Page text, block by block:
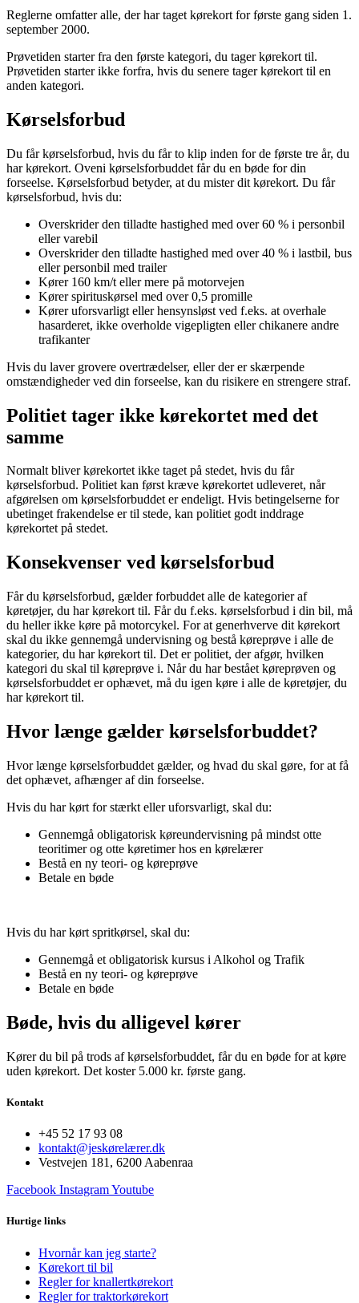
Reglerne omfatter alle, der har taget kørekort for første gang siden 1.
september 2000.
Prøvetiden starter fra den første kategori, du tager kørekort til.
Prøvetiden starter ikke forfra, hvis du senere tager kørekort til en
anden kategori.
Kørselsforbud
Du får kørselsforbud, hvis du får to klip inden for de første tre år, du
har kørekort. Oveni kørselsforbuddet får du en bøde for din
forseelse. Kørselsforbud betyder, at du mister dit kørekort. Du får
kørselsforbud, hvis du:
Overskrider den tilladte hastighed med over 60 % i personbil
eller varebil
Overskrider den tilladte hastighed med over 40 % i lastbil, bus
eller personbil med trailer
Kører 160 km/t eller mere på motorvejen
Kører spirituskørsel med over 0,5 promille
Kører uforsvarligt eller hensynsløst ved f.eks. at overhale
hasarderet, ikke overholde vigepligten eller chikanere andre
trafikanter
Hvis du laver grovere overtrædelser, eller der er skærpende
omstændigheder ved din forseelse, kan du risikere en strengere straf.
Politiet tager ikke kørekortet med det
samme
Normalt bliver kørekortet ikke taget på stedet, hvis du får
kørselsforbud. Politiet kan først kræve kørekortet udleveret, når
afgørelsen om kørselsforbuddet er endeligt. Hvis betingelserne for
ubetinget frakendelse er til stede, kan politiet godt inddrage
kørekortet på stedet.
Konsekvenser ved kørselsforbud
Får du kørselsforbud, gælder forbuddet alle de kategorier af
køretøjer, du har kørekort til. Får du f.eks. kørselsforbud i din bil, må
du heller ikke køre på motorcykel. For at generhverve dit kørekort
skal du ikke gennemgå undervisning og bestå køreprøve i alle de
kategorier, du har kørekort til. Det er politiet, der afgør, hvilken
kategori du skal til køreprøve i. Når du har bestået køreprøven og
kørselsforbuddet er ophævet, må du igen køre i alle de køretøjer, du
har kørekort til.
Hvor længe gælder kørselsforbuddet?
Hvor længe kørselsforbuddet gælder, og hvad du skal gøre, for at få
det ophævet, afhænger af din forseelse.
Hvis du har kørt for stærkt eller uforsvarligt, skal du:
Gennemgå obligatorisk køreundervisning på mindst otte
teoritimer og otte køretimer hos en kørelærer
Bestå en ny teori- og køreprøve
Betale en bøde
Hvis du har kørt spritkørsel, skal du:
Gennemgå et obligatorisk kursus i Alkohol og Trafik
Bestå en ny teori- og køreprøve
Betale en bøde
Bøde, hvis du alligevel kører
Kører du bil på trods af kørselsforbuddet, får du en bøde for at køre
uden kørekort. Det koster 5.000 kr. første gang.
Kontakt
+45 52 17 93 08
kontakt@jeskørelærer.dk
Vestvejen 181, 6200 Aabenraa
Facebook InstagramYoutube
Hurtige links
Hvornår kan jeg starte?
Kørekort til bil
Regler for knallertkørekort
Regler for traktorkørekort